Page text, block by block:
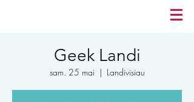
Geek Landi
sam. 25 mai
  |
Landivisiau